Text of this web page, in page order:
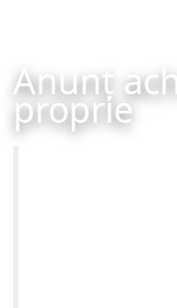
Anunț
proprie